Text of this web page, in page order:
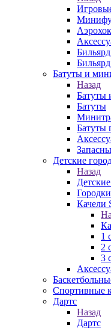
Бильяpд
Бильяpд
Батуты и
Назад
Батуты
Батуты
Батуты
Детские
Назад
Качели
1
2
3
Спортивные
Дартс
Назад
Дартс